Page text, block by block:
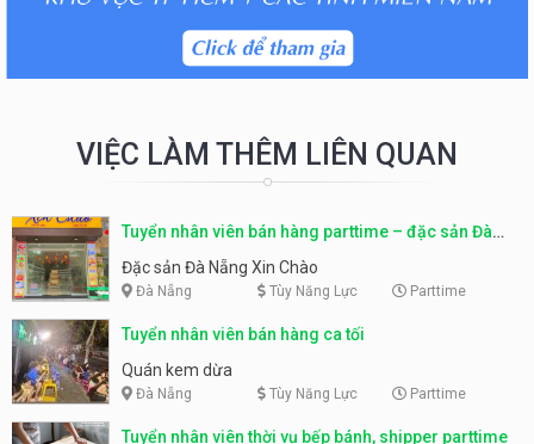
VIỆC LÀM THÊM LIÊN QUAN
Tuyển nhân viên bán hàng parttime – đặc sản Đà
Nẵng
Đặc sản Đà Nẵng Xin Chào
Đà Nẵng Tùy Năng Lực Parttime
Tuyển nhân viên bán hàng ca tối
Quán kem dừa
Đà Nẵng Tùy Năng Lực Parttime
Tuyển nhân viên thời vụ bếp bánh, shipper parttime